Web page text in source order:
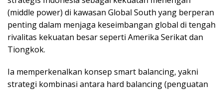
(middle power) di kawasan Global South yang berperan
penting dalam menjaga keseimbangan global di tengah
rivalitas kekuatan besar seperti Amerika Serikat dan
Tiongkok.
Ia memperkenalkan konsep smart balancing, yakni
strategi kombinasi antara hard balancing (penguatan